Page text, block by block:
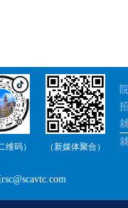
维码） （新媒体聚合）